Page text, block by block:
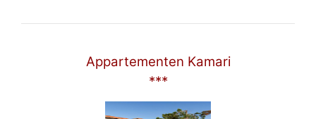
Appartementen Kamari
***